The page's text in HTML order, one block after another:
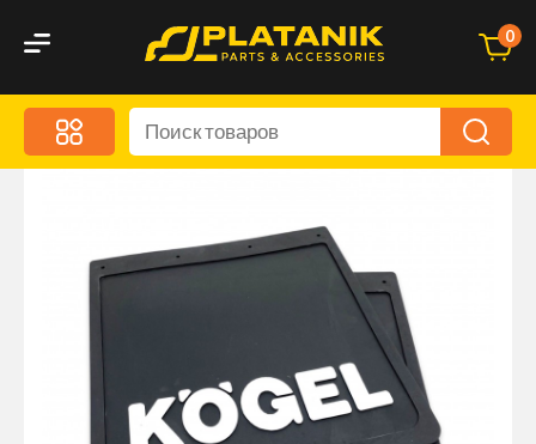
0
Меню
Акционные предложения
Дорожная кухня
Оптика и светотехника
Запчасти кузова и зеркала